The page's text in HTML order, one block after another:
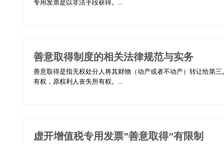
专用发票是以非法手段获得。...
善意取得制度的相关法律规范与实务
善意取得是指无权处分人将其财物（动产或者不动产）转让给第
有权，原权利人丧失所有权。...
虚开增值税专用发票”善意取得”有限制